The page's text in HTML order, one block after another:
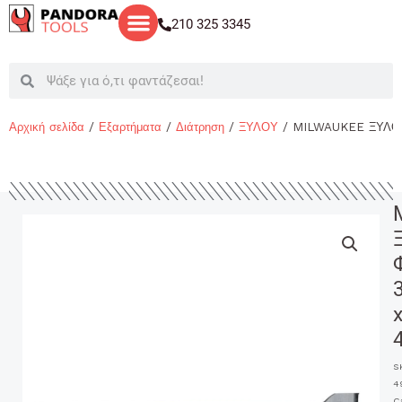
Μετάβαση
στο
210 325 3345
SearchSearch
Αρχική σελίδα / Εξαρτήματα / Διάτρηση / ΞΥΛΟΥ / MILWAUKEE
x